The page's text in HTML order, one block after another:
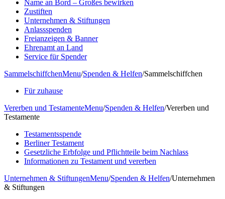
Name an Bord – Großes bewirken
Zustiften
Unternehmen & Stiftungen
Anlassspenden
Freianzeigen & Banner
Ehrenamt an Land
Service für Spender
SammelschiffchenMenu/Spenden & Helfen/Sammelschiffchen
Für zuhause
Vererben und TestamenteMenu/Spenden & Helfen/Vererben und
Testamente
Testamentsspende
Berliner Testament
Gesetzliche Erbfolge und Pflichtteile beim Nachlass
Informationen zu Testament und vererben
Unternehmen & StiftungenMenu/Spenden & Helfen/Unternehmen
& Stiftungen